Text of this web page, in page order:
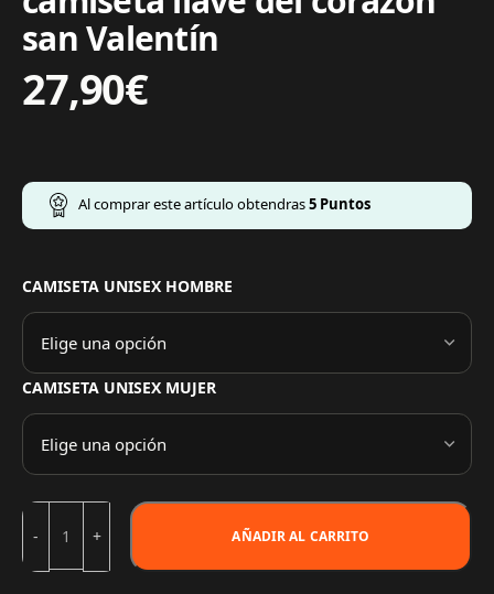
san Valentín
27,90€
Al comprar este artículo obtendras5 Puntos
CAMISETA UNISEX HOMBRE
CAMISETA UNISEX MUJER
AÑADIR AL CARRITO